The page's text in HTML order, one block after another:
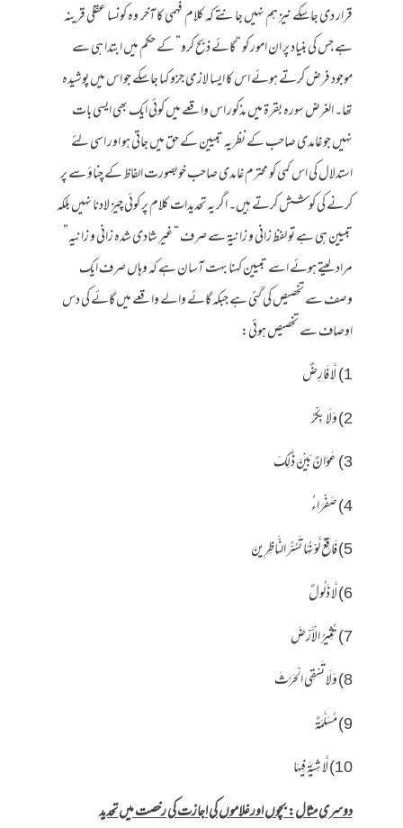
قرار دی جاسکے نیز ہم نہیں جانتے کہ کلام فہمی کا آخر وہ کونسا عقلی قرینہ
ہے جس کی بنیاد پر ان امور کو “گائے ذبح کرو” کے حکم میں ابتدا ہی سے
موجود فرض کرتے ہوئے اس کا ایسا لازمی جزو کہا جاسکے جو اس میں پوشیدہ
تھا۔ الغرض سورہ بقرۃ میں مذکور اس واقعے میں کوئی ایک بھی ایسی بات
نہیں جو غامدی صاحب کے نظریہ تبیین کے حق میں جاتی ہو اور اسی لئے
استدلال کی اس کمی کو محترم غامدی صاحب خوبصورت الفاظ کے چناؤ سے پر
کرنے کی کوشش کرتے ہیں۔ اگر یہ تحدیدات کلام پر کوئی چیز لادنا نہیں بلکہ
تبیین ہی ہے تو لفظ زانی و زانیۃ سے صرف “غیر شادی شدہ زانی و زانیہ”
مراد لیتے ہوئے اسے تبیین کہنا بہت آسان ہے کہ وہاں صرف ایک
وصف سے تخصیص کی گئی ہے جبکہ گائے والے واقعے میں گائے کی دس
اوصاف سے تخصیص ہوئی:
1) لَّا فَارِضٌ
2) وَلَا بِكْرٌ
3) عَوَانٌ بَيْنَ ذَٰلِكَ
4) صَفْرَاءُ
5) فَاقِعٌ لَّوْنُهَا تَسُرُّ النَّاظِرِينَ
6) لَّا ذَلُولٌ
7) تُثِيرُ الْأَرْضَ
8) وَلَا تَسْقِي الْحَرْثَ
9) مُسَلَّمَةٌ
10) لَّا شِيَةَ فِيهَا
دوسری مثال: بچوں اور غلاموں کی اجازت کی رخصت میں تحدید